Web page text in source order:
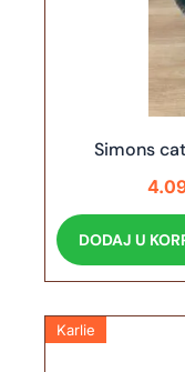
Simons
DODAJ U
Karlie